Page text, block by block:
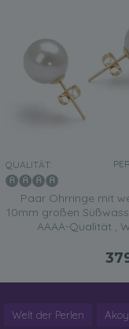
QUALITÄT:
Paar Ohrringe mit
10mm großen
AAAA-Qualität ,
Welt der Perlen